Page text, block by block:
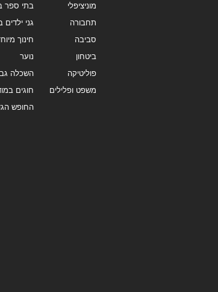
מוניציפלי
תחבורה
סביבה
ביטחון
פוליטיקה
משפט ופלילים
בתי ספר
גני ילדים
חינוך
נוער
השכלה
חוגים
החופש